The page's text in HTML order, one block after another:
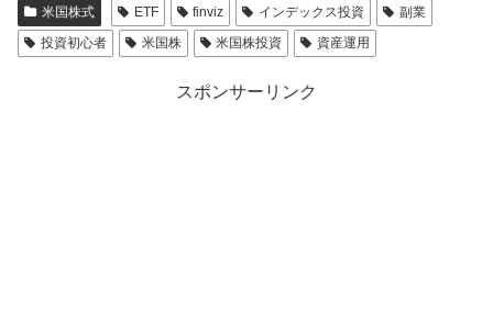
米国株式 ETF finviz インデックス投資
副業
投資初心者
米国株 米国株投資 資産運用
スポンサーリンク